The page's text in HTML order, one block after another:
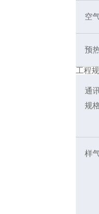
空
预
工程
通
规
样